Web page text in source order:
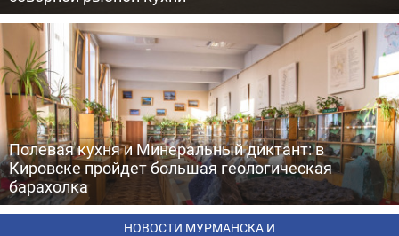
Полевая кухня и Минеральный диктант: в
Кировске пройдет большая геологическая
барахолка
НОВОСТИ МУРМАНСКА И